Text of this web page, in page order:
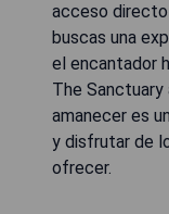
acceso directo
buscas una
el encantador
The Sanctuary
amanecer es
y disfrutar de
ofrecer.